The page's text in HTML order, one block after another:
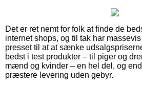
Det er ret nemt for folk at finde de
internet shops, og til tak har
presset til at at sænke
bedst i test produkter – til piger og
mænd og kvinder – en hel del, og
præstere levering uden gebyr.